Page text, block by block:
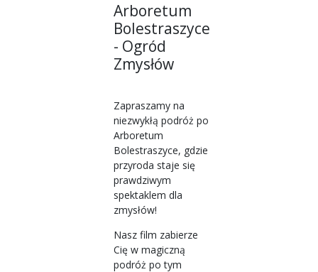
Arboretum
Bolestraszyce
- Ogród
Zmysłów
Zapraszamy na
niezwykłą podróż po
Arboretum
Bolestraszyce, gdzie
przyroda staje się
prawdziwym
spektaklem dla
zmysłów!
Nasz film zabierze
Cię w magiczną
podróż po tym